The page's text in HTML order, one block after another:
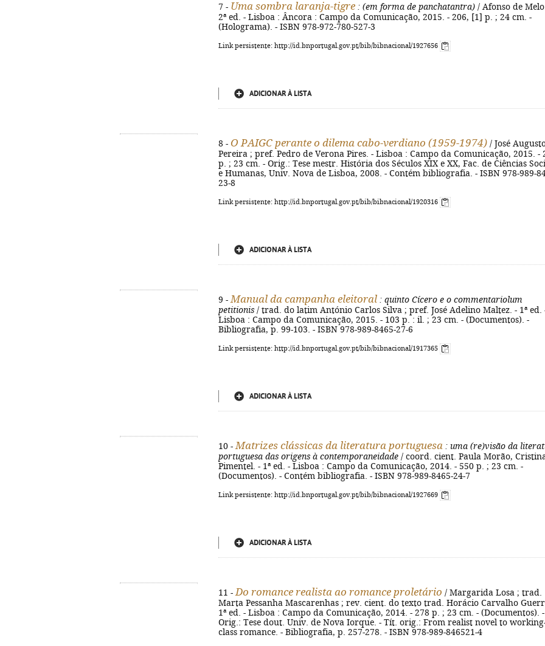
7 - Uma sombra laranja-tigre : (em forma de panchatantra) / Afonso de
2ª ed. - Lisboa : Âncora : Campo da Comunicação, 2015. - 206, [1] p. ; 24 cm. -
(Holograma). - ISBN 978-972-780-527-3
Link persistente: http://id.bnportugal.gov.pt/bib/bibnacional/1927656
ADICIONAR À LISTA
8 - O PAIGC perante o dilema cabo-verdiano (1959-1974) / José
Pereira ; pref. Pedro de Verona Pires. - Lisboa : Campo da Comunicação, 2015. -
p. ; 23 cm. - Orig.: Tese mestr. História dos Séculos XIX e XX, Fac. de Ciências
e Humanas, Univ. Nova de Lisboa, 2008. - Contém bibliografia. - ISBN 978-989-
23-8
Link persistente: http://id.bnportugal.gov.pt/bib/bibnacional/1920316
ADICIONAR À LISTA
9 - Manual da campanha eleitoral : quinto Cícero e o commentariolum
petitionis / trad. do latim António Carlos Silva ; pref. José Adelino Maltez. - 1ª ed.
Lisboa : Campo da Comunicação, 2015. - 103 p. : il. ; 23 cm. - (Documentos). -
Bibliografia, p. 99-103. - ISBN 978-989-8465-27-6
Link persistente: http://id.bnportugal.gov.pt/bib/bibnacional/1917365
ADICIONAR À LISTA
10 - Matrizes clássicas da literatura portuguesa : uma (re)visão da
portuguesa das origens à contemporaneidade / coord. cient. Paula Morão,
Pimentel. - 1ª ed. - Lisboa : Campo da Comunicação, 2014. - 550 p. ; 23 cm. -
(Documentos). - Contém bibliografia. - ISBN 978-989-8465-24-7
Link persistente: http://id.bnportugal.gov.pt/bib/bibnacional/1927669
ADICIONAR À LISTA
11 - Do romance realista ao romance proletário / Margarida Losa ; trad.
Marta Pessanha Mascarenhas ; rev. cient. do texto trad. Horácio Carvalho
1ª ed. - Lisboa : Campo da Comunicação, 2014. - 278 p. ; 23 cm. - (Documentos). -
Orig.: Tese dout. Univ. de Nova Iorque. - Tít. orig.: From realist novel to
class romance. - Bibliografia, p. 257-278. - ISBN 978-989-846521-4